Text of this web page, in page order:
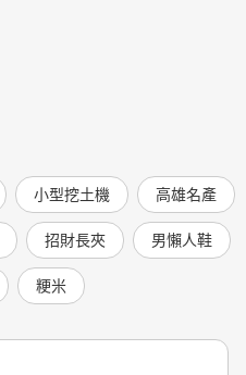
小型挖土機 高雄名產
招財長夾 男懶人鞋
粳米